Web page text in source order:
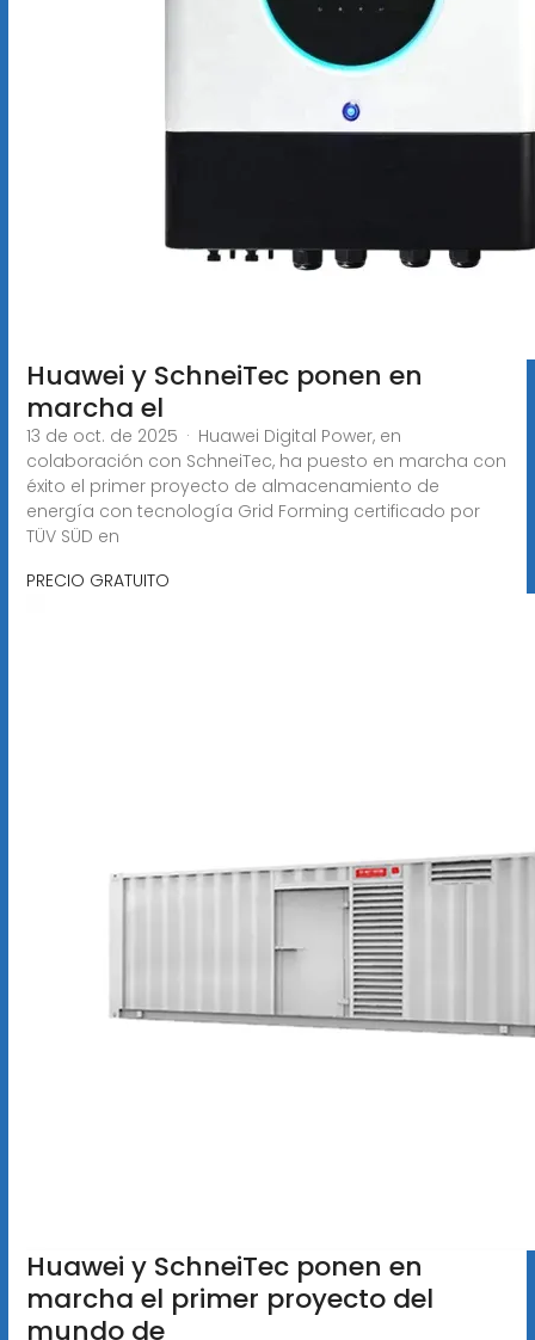
Huawei y SchneiTec ponen en
marcha el
13 de oct. de 2025 · Huawei Digital Power, en
colaboración con SchneiTec, ha puesto en marcha con
éxito el primer proyecto de almacenamiento de
energía con tecnología Grid Forming certificado por
TÜV SÜD en
PRECIO GRATUITO
Huawei y SchneiTec ponen en
marcha el primer proyecto del
mundo de